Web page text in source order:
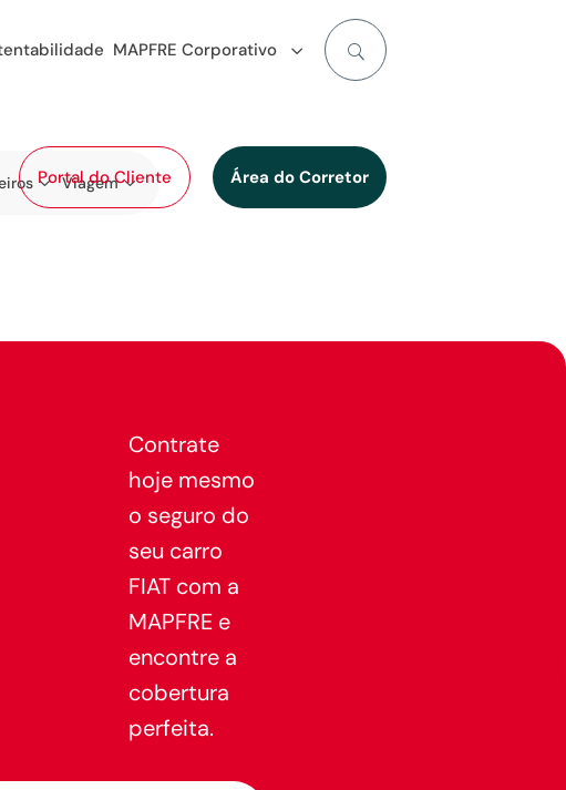
MAPFRE Corporativo
Portal do Cliente Área do Corretor
Viagem
Contrate
hoje mesmo
o seguro do
seu carro
FIAT com a
MAPFRE e
encontre a
cobertura
perfeita.